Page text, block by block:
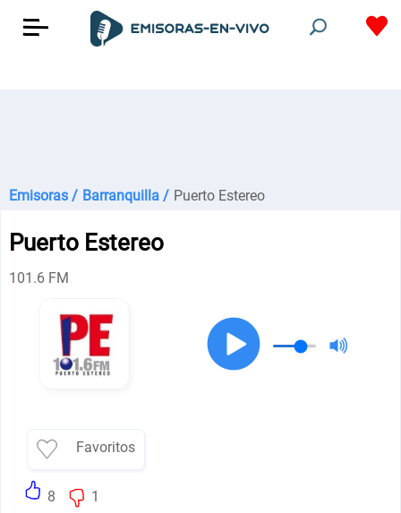
Emisoras / Barranquilla / Puerto Estereo
Puerto Estereo
101.6 FM
Favoritos
8 1